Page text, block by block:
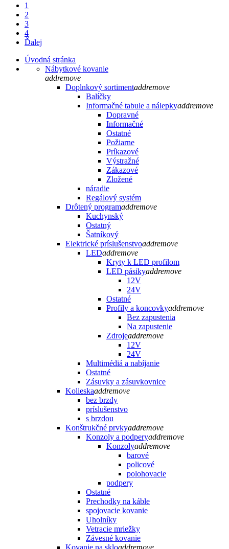
1
2
3
4
Ďalej
Úvodná stránka
Nábytkové kovanie
addremove
Doplnkový sortimentaddremove
Balíčky
Informačné tabule a nálepkyaddremove
Dopravné
Informačné
Ostatné
Požiarne
Príkazové
Výstražné
Zákazové
Zložené
náradie
Regálový systém
Drôtený programaddremove
Kuchynský
Ostatný
Šatníkový
Elektrické príslušenstvoaddremove
LEDaddremove
Kryty k LED profilom
LED pásikyaddremove
12V
24V
Ostatné
Profily a koncovkyaddremove
Bez zapustenia
Na zapustenie
Zdrojeaddremove
12V
24V
Multimédiá a nabíjanie
Ostatné
Zásuvky a zásuvkovnice
Kolieskaaddremove
bez brzdy
príslušenstvo
s brzdou
Konštrukčné prvkyaddremove
Konzoly a podperyaddremove
Konzolyaddremove
barové
policové
polohovacie
podpery
Ostatné
Prechodky na káble
spojovacie kovanie
Uholníky
Vetracie mriežky
Závesné kovanie
Kovanie na skloaddremove